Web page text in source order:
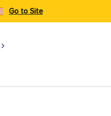
Go to Site